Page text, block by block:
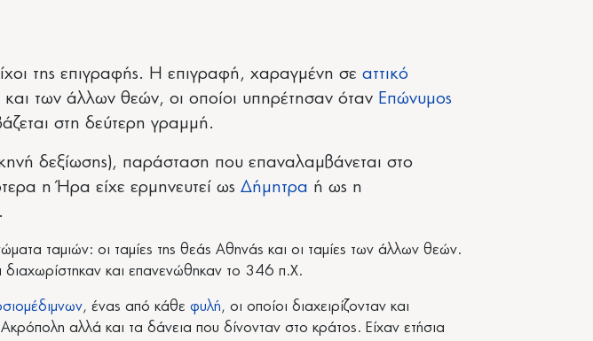
της επιγραφής. Η επιγραφή, χαραγμένη σε αττικό
και των άλλων θεών, οι οποίοι υπηρέτησαν όταν Επώνυμος
στη δεύτερη γραμμή.
δεξίωσης), παράσταση που επαναλαμβάνεται στο
η Ήρα είχε ερμηνευτεί ως Δήμητρα ή ως η
.
ταμιών: οι ταμίες της θεάς Αθηνάς και οι ταμίες των άλλων θεών.
και επανενώθηκαν το 346 π.Χ.
, ένας από κάθε φυλή, οι οποίοι διαχειρίζονταν και
αλλά και τα δάνεια που δίνονταν στο κράτος. Είχαν ετήσια